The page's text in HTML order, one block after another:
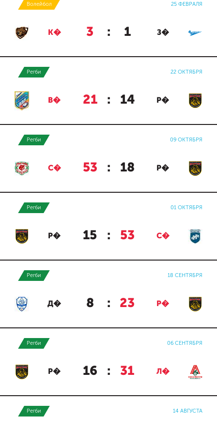
Волейбол 25 ФЕВРАЛЯ
К� 3 : 1 З�
Регби 22 ОКТЯБРЯ
В� 21 : 14 Р�
Регби 09 ОКТЯБРЯ
С� 53 : 18 Р�
Регби 01 ОКТЯБРЯ
Р� 15 : 53 С�
Регби 18 СЕНТЯБРЯ
Д� 8 : 23 Р�
Регби 06 СЕНТЯБРЯ
Р� 16 : 31 Л�
Регби 14 АВГУСТА